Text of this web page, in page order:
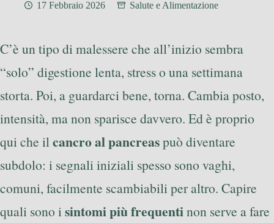
17 Febbraio 2026 Salute e Alimentazione
C’è un tipo di malessere che all’inizio sembra
“solo” digestione lenta, stress o una settimana
storta. Poi, a guardarci bene, torna. Cambia posto,
intensità, ma non sparisce davvero. Ed è proprio
qui che ilcancro al pancreaspuò diventare
subdolo: i segnali iniziali spesso sono vaghi,
comuni, facilmente scambiabili per altro. Capire
quali sono isintomi più frequentinon serve a fare